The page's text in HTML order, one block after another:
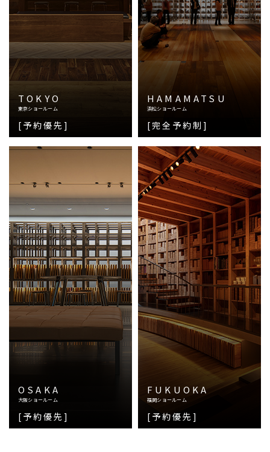
TOKYO
東京ショールーム
[予約優先]
HAMAMATSU
浜松ショールーム
[完全予約制]
OSAKA
大阪ショールーム
[予約優先]
FUKUOKA
福岡ショールーム
[予約優先]